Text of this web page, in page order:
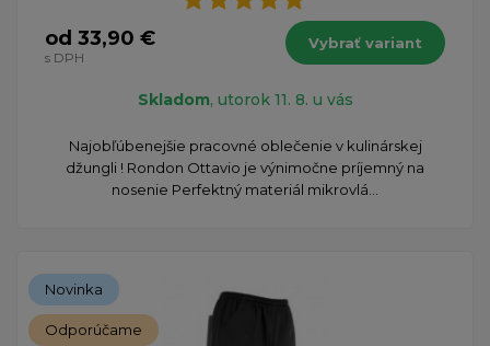
od 33,90 €
s DPH
Vybrať variant
Skladom, utorok 11. 8. u vás
​Najobľúbenejšie pracovné oblečenie v kulinárskej
džungli ! Rondon Ottavio je výnimočne príjemný na
nosenie Perfektný materiál mikrovlá...
Novinka
Odporúčame